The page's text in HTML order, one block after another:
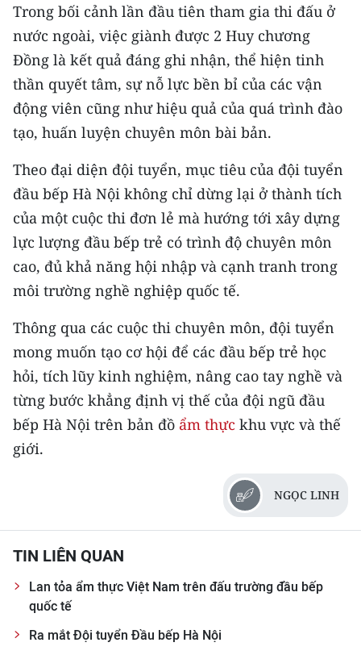
ENGLISH
中文
FRANÇAIS
РУССКИЙ
ESPAÑOL
한국어
Trong bối cảnh lần đầu tiên tham gia thi đấu ở
nước ngoài, việc giành được 2 Huy chương
Đồng là kết quả đáng ghi nhận, thể hiện tinh
thần quyết tâm, sự nỗ lực bền bỉ của các vận
động viên cũng như hiệu quả của quá trình đào
tạo, huấn luyện chuyên môn bài bản.
Theo đại diện đội tuyển, mục tiêu của đội tuyển
đầu bếp Hà Nội không chỉ dừng lại ở thành tích
của một cuộc thi đơn lẻ mà hướng tới xây dựng
lực lượng đầu bếp trẻ có trình độ chuyên môn
cao, đủ khả năng hội nhập và cạnh tranh trong
môi trường nghề nghiệp quốc tế.
Thông qua các cuộc thi chuyên môn, đội tuyển
mong muốn tạo cơ hội để các đầu bếp trẻ học
hỏi, tích lũy kinh nghiệm, nâng cao tay nghề và
từng bước khẳng định vị thế của đội ngũ đầu
bếp Hà Nội trên bản đồ ẩm thực khu vực và thế
giới.
NGỌC LINH
TIN LIÊN QUAN
Lan tỏa ẩm thực Việt Nam trên đấu trường đầu bếp
quốc tế
Ra mắt Đội tuyển Đầu bếp Hà Nội